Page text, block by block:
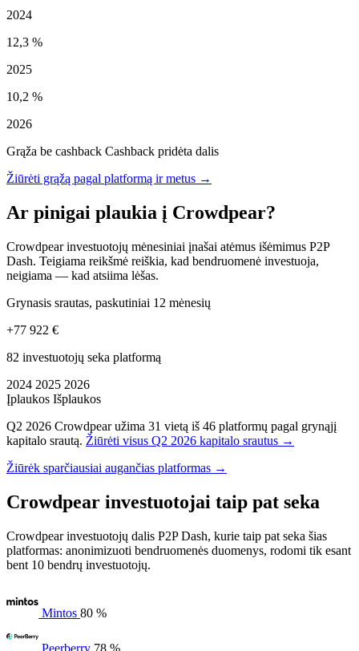
2024
12,3 %
2025
10,2 %
2026
Grąža be cashback Cashback pridėta dalis
Žiūrėti grąžą pagal platformą ir metus →
Ar pinigai plaukia į Crowdpear?
Crowdpear investuotojų mėnesiniai įnašai atėmus išėmimus P2P
Dash. Teigiama reikšmė reiškia, kad bendruomenė investuoja,
neigiama — kad atsiima lėšas.
Grynasis srautas, paskutiniai 12 mėnesių
+77 922 €
82 investuotojų seka platformą
2024 2025 2026
Įplaukos Išplaukos
Q2 2026 Crowdpear užima 31 vietą iš 46 platformų pagal grynąjį
kapitalo srautą. Žiūrėti visus Q2 2026 kapitalo srautus →
Žiūrėk sparčiausiai augančias platformas →
Crowdpear investuotojai taip pat seka
Crowdpear investuotojų dalis P2P Dash, kurie taip pat seka šias
platformas: anonimizuoti bendruomenės duomenys, rodomi tik esant
bent 10 bendrų investuotojų.
Mintos 80 %
Peerberry 78 %